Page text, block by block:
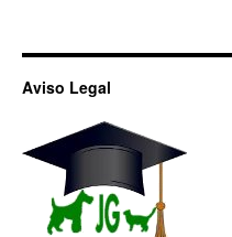
Aviso Legal